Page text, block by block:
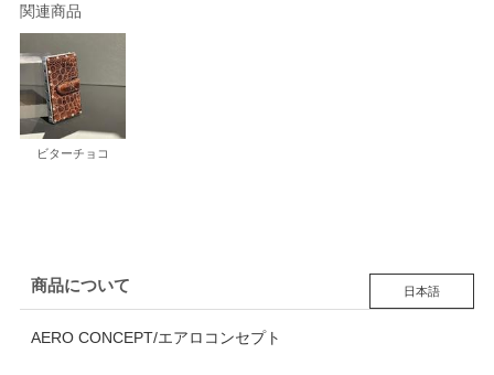
関連商品
ビターチョコ
商品について 日本語
AERO CONCEPT/エアロコンセプト